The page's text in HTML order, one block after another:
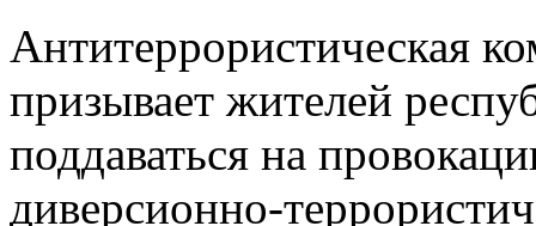
Антитеррористическая
призывает жителей
поддаваться на
диверсионно-